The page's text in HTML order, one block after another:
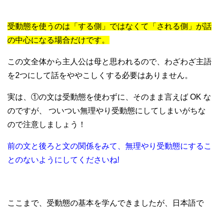
受動態を使うのは「する側」ではなくて「される側」が話
の中心になる場合だけです。
この文全体から主人公は母と思われるので、わざわざ主語
を2つにして話をややこしくする必要はありません。
実は、①の文は受動態を使わずに、そのまま言えば OK な
のですが、 ついつい無理やり受動態にしてしまいがちな
ので注意しましょう！
前の文と後ろと文の関係をみて、無理やり受動態にするこ
とのないようにしてくださいね!
ここまで、受動態の基本を学んできましたが、日本語で